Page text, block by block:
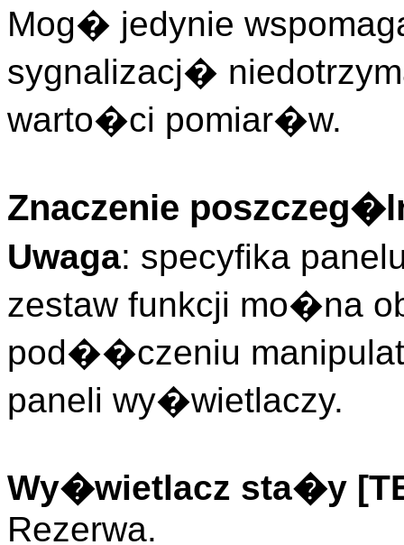
Mog� jedynie
sygnalizacj�
warto�ci pomiar�w.
Znaczenie
Uwaga: specyfika
zestaw funkcji mo�na
pod��czeniu
paneli wy�wietlaczy.
Wy�wietlacz sta�y
Rezerwa.